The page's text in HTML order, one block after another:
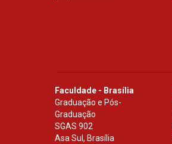
Faculdade - Brasília
Graduação e Pós-
Graduação
SGAS 902
Asa Sul, Brasília